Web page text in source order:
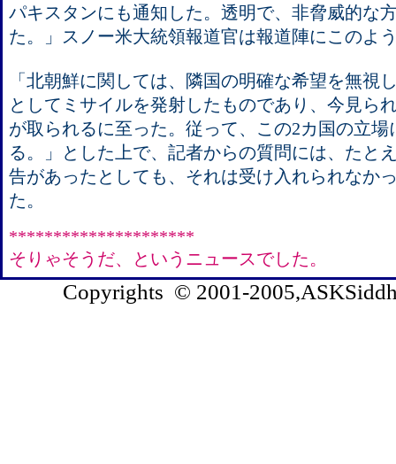
パキスタンにも通知した。透明で、非脅威的な
た。」スノー米大統領報道官は報道陣にこのよ
「北朝鮮に関しては、隣国の明確な希望を無視
としてミサイルを発射したものであり、今見ら
が取られるに至った。従って、この2カ国の立場
る。」とした上で、記者からの質問には、たと
告があったとしても、それは受け入れられなか
た。
*********************
そりゃそうだ、というニュースでした。
Copyrights © 2001-